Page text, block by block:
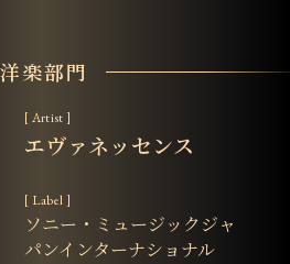
洋楽部門
[ Artist ]
エヴァネッセンス
[ Label ]
ソニー・ミュージックジャ
パンインターナショナル